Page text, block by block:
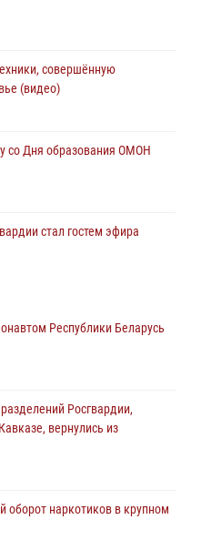
совершённую
(видео)
со Дня образования ОМОН
стал гостем эфира
Московской области
организации ветеранов
Республики Беларусь
Росгвардии,
вернулись из
оборот наркотиков в крупном